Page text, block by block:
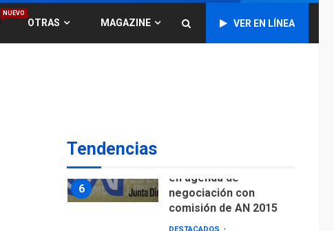
NUEVO
OTRAS MAGAZINE VER EN LÍNEA
Tendencias
POLÍTICA
TITULARES
ÚLTIMA HORA
7
respaldaron desde el
primer momento tras
terremotos del 24J
asegura Gustavo